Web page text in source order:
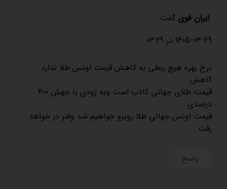
ایران قوی گفت:
1405-03-29 در 03:29
نرخ بهره هیچ ربطی به کاهش قیمت اونس طلا ندارد .
کاهش
قیمت طلای جهانی کاذب است وبه زودی با جهش ۴۰۰
درصدی
قیمت اونس جهانی طلا روبرو خواهیم شد وفنر در خواهد
رفت
پاسخ